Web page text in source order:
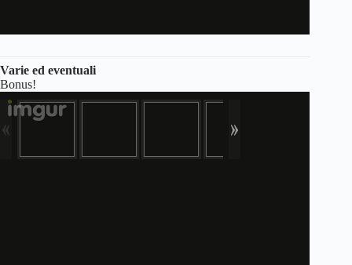
Varie ed eventuali
Bonus!